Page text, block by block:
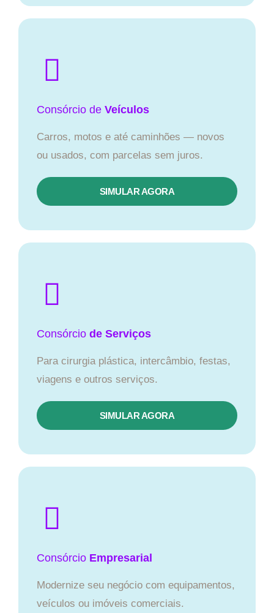
Consórcio de Veículos
Carros, motos e até caminhões — novos
ou usados, com parcelas sem juros.
SIMULAR AGORA
Consórcio de Serviços
Para cirurgia plástica, intercâmbio, festas,
viagens e outros serviços.
SIMULAR AGORA
Consórcio Empresarial
Modernize seu negócio com equipamentos,
veículos ou imóveis comerciais.